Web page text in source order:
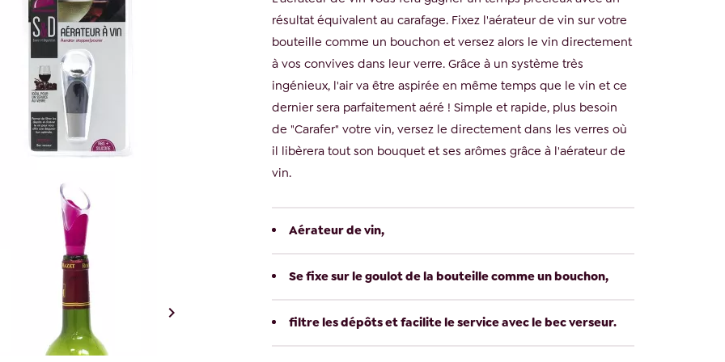

résultat équivalent au carafage. Fixez l'aérateur de vin sur votre
bouteille comme un bouchon et versez alors le vin directement
à vos convives dans leur verre. Grâce à un système très
ingénieux, l'air va être aspirée en même temps que le vin et ce
dernier sera parfaitement aéré ! Simple et rapide, plus besoin
de "Carafer" votre vin, versez le directement dans les verres où
il libèrera tout son bouquet et ses arômes grâce à l'aérateur de
vin.
Aérateur de vin,
Se fixe sur le goulot de la bouteille comme un bouchon,
filtre les dépôts et facilite le service avec le bec verseur.